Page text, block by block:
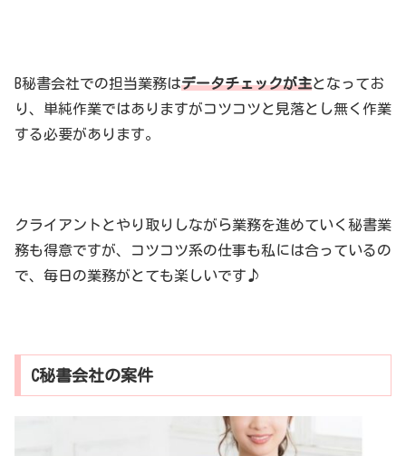
B秘書会社での担当業務はデータチェックが主となってお
り、単純作業ではありますがコツコツと見落とし無く作業
する必要があります。
クライアントとやり取りしながら業務を進めていく秘書業
務も得意ですが、コツコツ系の仕事も私には合っているの
で、毎日の業務がとても楽しいです♪
C秘書会社の案件